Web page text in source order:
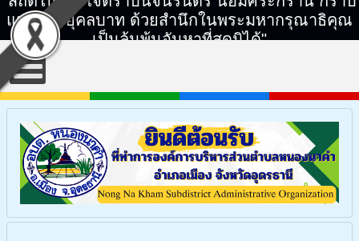
แทบพระยุคลบาท ด้วยสำนึกในพระมหากรุณาธิคุณ
เป็นล้นพ้นอันหาที่สุดมิได้"